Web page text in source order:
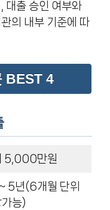
대출 승인 여부와
의 내부 기준에 따
BEST 4
5,000만원
5년(6개월 단위
능)